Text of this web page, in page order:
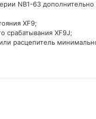
NB1-63
XF9;
срабатывания XF9J;
расцепитель